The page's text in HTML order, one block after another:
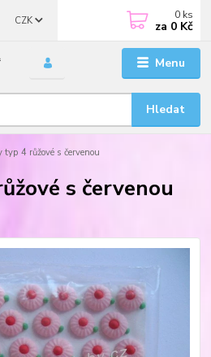
Menu
CZK
Hledat
0 ks
za 0 Kč
typ 4 růžové s červenou
s červenou